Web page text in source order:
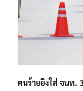
คนร้ายยิงใส่ จนท.